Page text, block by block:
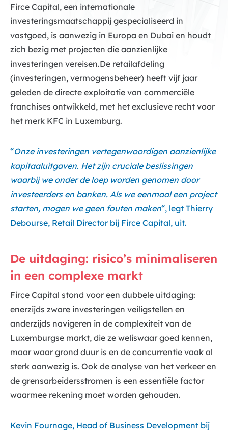
Firce Capital, een internationale
investeringsmaatschappij gespecialiseerd in
vastgoed, is aanwezig in Europa en Dubai en houdt
zich bezig met projecten die aanzienlijke
investeringen vereisen.De retailafdeling
(investeringen, vermogensbeheer) heeft vijf jaar
geleden de directe exploitatie van commerciële
franchises ontwikkeld, met het exclusieve recht voor
het merk KFC in Luxemburg.
“Onze investeringen vertegenwoordigen aanzienlijke
kapitaaluitgaven. Het zijn cruciale beslissingen
waarbij we onder de loep worden genomen door
investeerders en banken. Als we eenmaal een project
starten, mogen we geen fouten maken“, legt Thierry
Debourse, Retail Director bij Firce Capital, uit.
De uitdaging: risico’s minimaliseren
in een complexe markt
Firce Capital stond voor een dubbele uitdaging:
enerzijds zware investeringen veiligstellen en
anderzijds navigeren in de complexiteit van de
Luxemburgse markt, die ze weliswaar goed kennen,
maar waar grond duur is en de concurrentie vaak al
sterk aanwezig is. Ook de analyse van het verkeer en
de grensarbeidersstromen is een essentiële factor
waarmee rekening moet worden gehouden.
Kevin Fournage, Head of Business Development bij